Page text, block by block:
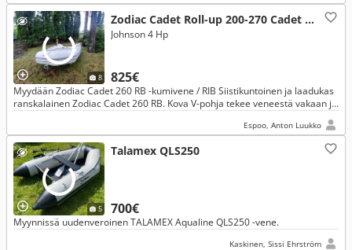
8
Zodiac Cadet Roll-up 200-270 Cadet 260
825€
Johnson 4 Hp
Myydään Zodiac Cadet 260 RB -kumivene / RIB Siistikuntoinen ja laadukas
ranskalainen Zodiac Cadet 260 RB. Kova V-pohja tekee veneestä vakaan ja
Espoo, Anton Luukko
5
Talamex QLS250
700€
Myynnissä uudenveroinen TALAMEX Aqualine QLS250 -vene.
Kaskinen, Sissi Ehrström